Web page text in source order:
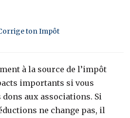
ton Impôt
à la source de l’impôt
importants si vous
dons aux associations. Si
ne change pas, il